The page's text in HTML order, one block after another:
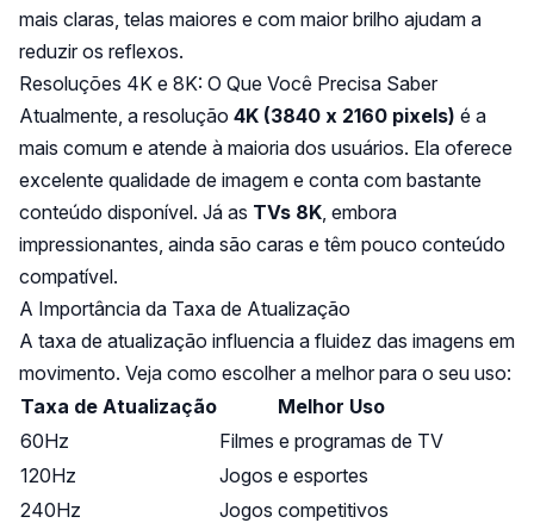
mais claras, telas maiores e com maior brilho ajudam a
reduzir os reflexos.
Resoluções 4K e 8K: O Que Você Precisa Saber
Atualmente, a resolução 4K (3840 x 2160 pixels) é a
mais comum e atende à maioria dos usuários. Ela oferece
excelente qualidade de imagem e conta com bastante
conteúdo disponível. Já as TVs 8K , embora
impressionantes, ainda são caras e têm pouco conteúdo
compatível.
A Importância da Taxa de Atualização
A taxa de atualização influencia a fluidez das imagens em
movimento. Veja como escolher a melhor para o seu uso:
Taxa de Atualização
Melhor Uso
60Hz
Filmes e programas de TV
120Hz
Jogos e esportes
240Hz
Jogos competitivos